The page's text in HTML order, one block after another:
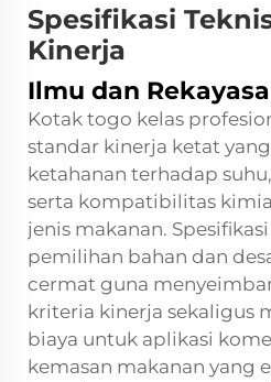
Spesifikasi
Kinerja
Ilmu dan
Kotak togo kelas
standar kinerja ketat
ketahanan terhadap
serta kompatibilitas
jenis makanan.
pemilihan bahan dan
cermat guna
kriteria kinerja sekaligus
biaya untuk aplikasi
kemasan makanan yang